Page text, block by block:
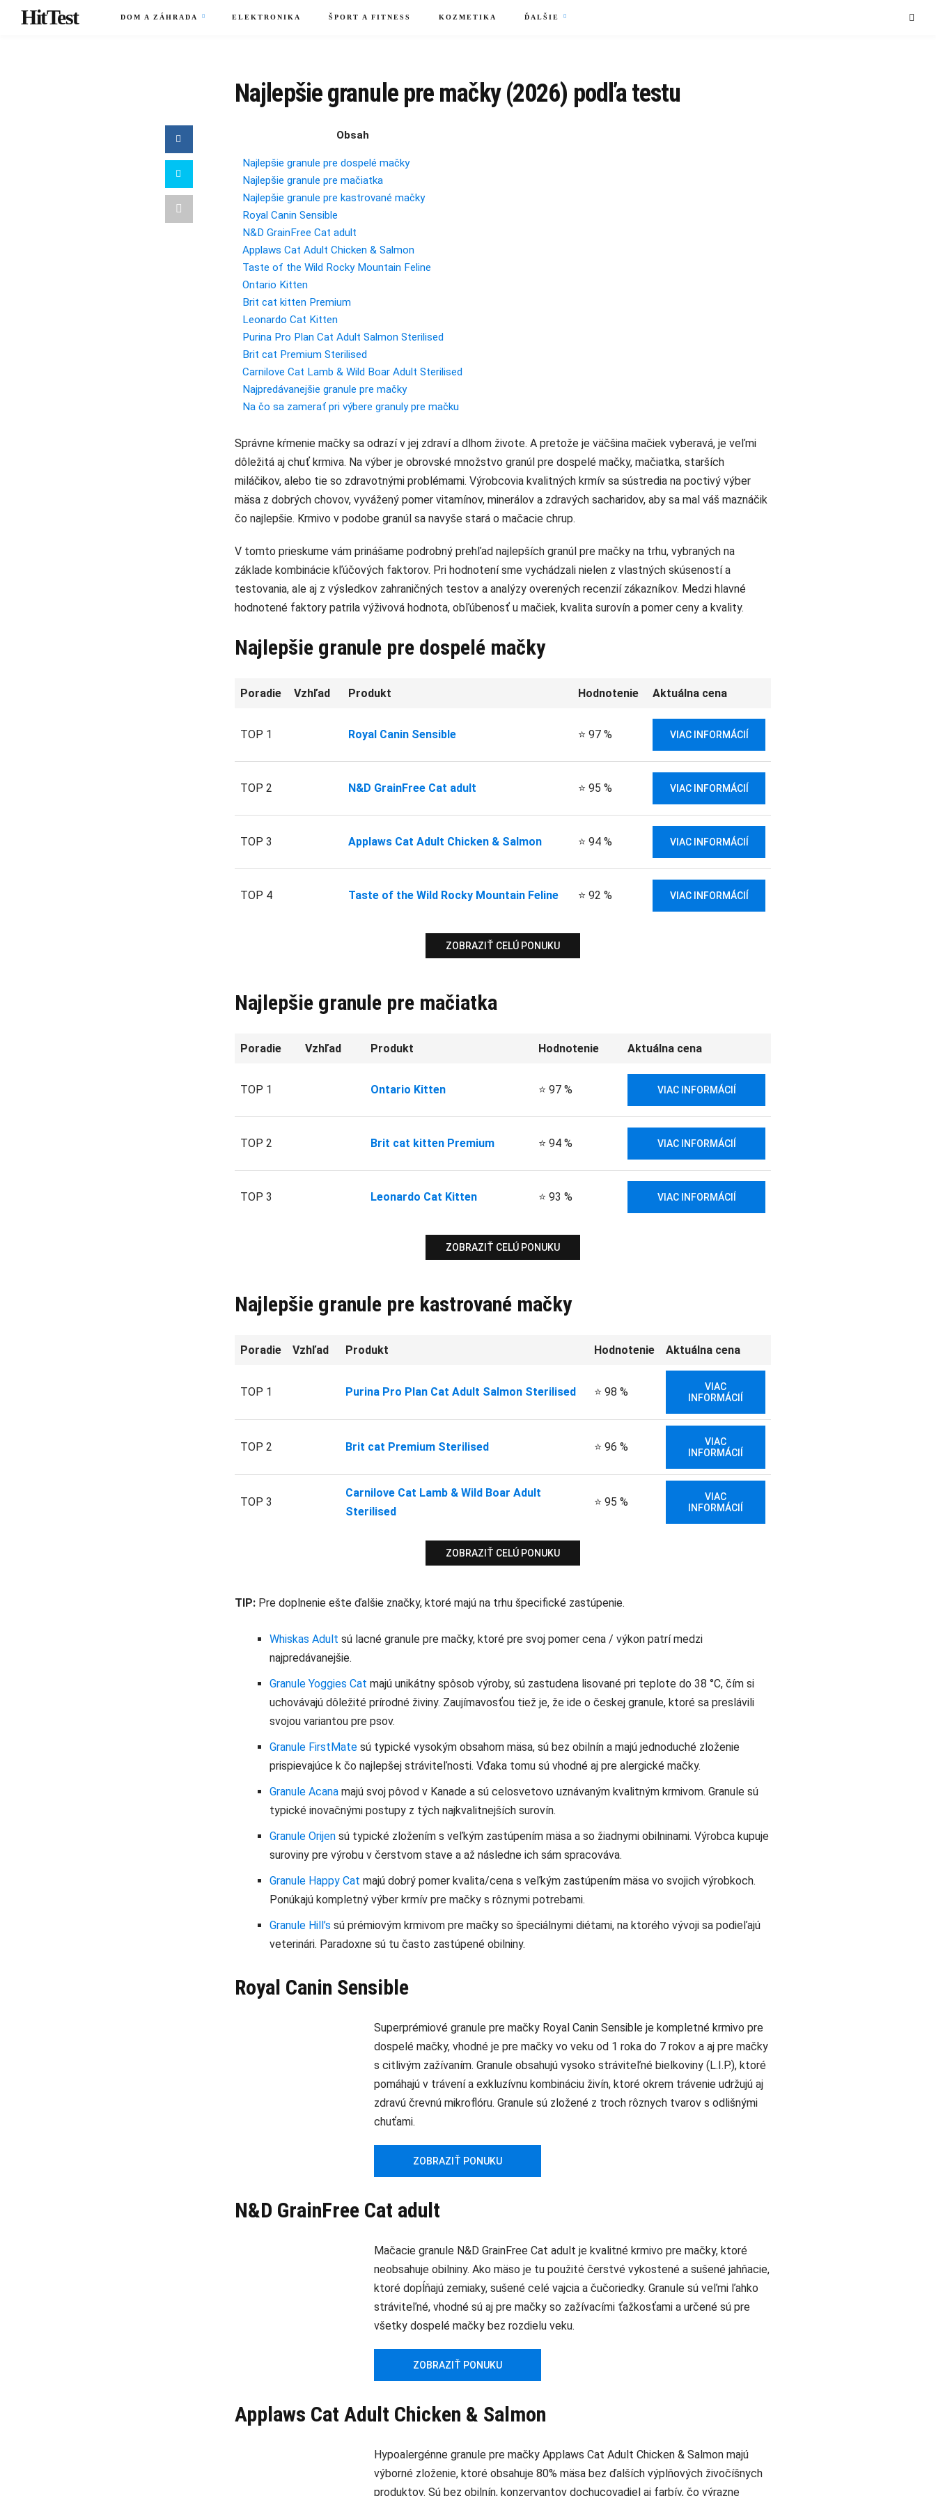
HitTest DOM A ZÁHRADA ELEKTRONIKA ŠPORT A FITNESS KOZMETIKA ĎALŠIE
Najlepšie granule pre mačky (2026) podľa testu
Obsah
Najlepšie granule pre dospelé mačky
Najlepšie granule pre mačiatka
Najlepšie granule pre kastrované mačky
Royal Canin Sensible
N&D GrainFree Cat adult
Applaws Cat Adult Chicken & Salmon
Taste of the Wild Rocky Mountain Feline
Ontario Kitten
Brit cat kitten Premium
Leonardo Cat Kitten
Purina Pro Plan Cat Adult Salmon Sterilised
Brit cat Premium Sterilised
Carnilove Cat Lamb & Wild Boar Adult Sterilised
Najpredávanejšie granule pre mačky
Na čo sa zamerať pri výbere granuly pre mačku
Správne kŕmenie mačky sa odrazí v jej zdraví a dlhom živote. A pretože je väčšina mačiek vyberavá, je veľmi
dôležitá aj chuť krmiva. Na výber je obrovské množstvo granúl pre dospelé mačky, mačiatka, starších
miláčikov, alebo tie so zdravotnými problémami. Výrobcovia kvalitných krmív sa sústredia na poctivý výber
mäsa z dobrých chovov, vyvážený pomer vitamínov, minerálov a zdravých sacharidov, aby sa mal váš maznáčik
čo najlepšie. Krmivo v podobe granúl sa navyše stará o mačacie chrup.
V tomto prieskume vám prinášame podrobný prehľad najlepších granúl pre mačky na trhu, vybraných na
základe kombinácie kľúčových faktorov. Pri hodnotení sme vychádzali nielen z vlastných skúseností a
testovania, ale aj z výsledkov zahraničných testov a analýzy overených recenzií zákazníkov. Medzi hlavné
hodnotené faktory patrila výživová hodnota, obľúbenosť u mačiek, kvalita surovín a pomer ceny a kvality.
Najlepšie granule pre dospelé mačky
Poradie Vzhľad Produkt Hodnotenie Aktuálna cena
TOP 1 Royal Canin Sensible ⭐ 97 % VIAC INFORMÁCIÍ
TOP 2 N&D GrainFree Cat adult ⭐ 95 % VIAC INFORMÁCIÍ
TOP 3 Applaws Cat Adult Chicken & Salmon ⭐ 94 % VIAC INFORMÁCIÍ
TOP 4 Taste of the Wild Rocky Mountain Feline ⭐ 92 % VIAC INFORMÁCIÍ
ZOBRAZIŤ CELÚ PONUKU
Najlepšie granule pre mačiatka
Poradie Vzhľad Produkt Hodnotenie Aktuálna cena
TOP 1 Ontario Kitten ⭐ 97 % VIAC INFORMÁCIÍ
TOP 2 Brit cat kitten Premium ⭐ 94 % VIAC INFORMÁCIÍ
TOP 3 Leonardo Cat Kitten ⭐ 93 % VIAC INFORMÁCIÍ
ZOBRAZIŤ CELÚ PONUKU
Najlepšie granule pre kastrované mačky
Poradie Vzhľad Produkt Hodnotenie Aktuálna cena
TOP 1 Purina Pro Plan Cat Adult Salmon Sterilised ⭐ 98 %
VIAC
INFORMÁCIÍ
TOP 2 Brit cat Premium Sterilised ⭐ 96 %
VIAC
INFORMÁCIÍ
TOP 3
Carnilove Cat Lamb & Wild Boar Adult
Sterilised
⭐ 95 %
VIAC
INFORMÁCIÍ
ZOBRAZIŤ CELÚ PONUKU
TIP: Pre doplnenie ešte ďalšie značky, ktoré majú na trhu špecifické zastúpenie.
Whiskas Adult sú lacné granule pre mačky, ktoré pre svoj pomer cena / výkon patrí medzi
najpredávanejšie.
Granule Yoggies Cat majú unikátny spôsob výroby, sú zastudena lisované pri teplote do 38 °C, čím si
uchovávajú dôležité prírodné živiny. Zaujímavosťou tiež je, že ide o českej granule, ktoré sa preslávili
svojou variantou pre psov.
Granule FirstMate sú typické vysokým obsahom mäsa, sú bez obilnín a majú jednoduché zloženie
prispievajúce k čo najlepšej stráviteľnosti. Vďaka tomu sú vhodné aj pre alergické mačky.
Granule Acana majú svoj pôvod v Kanade a sú celosvetovo uznávaným kvalitným krmivom. Granule sú
typické inovačnými postupy z tých najkvalitnejších surovín.
Granule Orijen sú typické zložením s veľkým zastúpením mäsa a so žiadnymi obilninami. Výrobca kupuje
suroviny pre výrobu v čerstvom stave a až následne ich sám spracováva.
Granule Happy Cat majú dobrý pomer kvalita/cena s veľkým zastúpením mäsa vo svojich výrobkoch.
Ponúkajú kompletný výber krmív pre mačky s rôznymi potrebami.
Granule Hill’s sú prémiovým krmivom pre mačky so špeciálnymi diétami, na ktorého vývoji sa podieľajú
veterinári. Paradoxne sú tu často zastúpené obilniny.
Royal Canin Sensible
Superprémiové granule pre mačky Royal Canin Sensible je kompletné krmivo pre
dospelé mačky, vhodné je pre mačky vo veku od 1 roka do 7 rokov a aj pre mačky
s citlivým zažívaním. Granule obsahujú vysoko stráviteľné bielkoviny (L.I.P.), ktoré
pomáhajú v trávení a exkluzívnu kombináciu živín, ktoré okrem trávenie udržujú aj
zdravú črevnú mikroflóru. Granule sú zložené z troch rôznych tvarov s odlišnými
chuťami.
ZOBRAZIŤ PONUKU
N&D GrainFree Cat adult
Mačacie granule N&D GrainFree Cat adult je kvalitné krmivo pre mačky, ktoré
neobsahuje obilniny. Ako mäso je tu použité čerstvé vykostené a sušené jahňacie,
ktoré dopĺňajú zemiaky, sušené celé vajcia a čučoriedky. Granule sú veľmi ľahko
stráviteľné, vhodné sú aj pre mačky so zažívacími ťažkosťami a určené sú pre
všetky dospelé mačky bez rozdielu veku.
ZOBRAZIŤ PONUKU
Applaws Cat Adult Chicken & Salmon
Hypoalergénne granule pre mačky Applaws Cat Adult Chicken & Salmon majú
výborné zloženie, ktoré obsahuje 80% mäsa bez ďalších výplňových živočíšnych
produktov. Sú bez obilnín, konzervantov dochucovadiel aj farbív, čo výrazne